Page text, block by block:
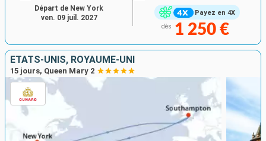
Payez en 4X
dès 1 250 €
Départ de New York
ven. 09 juil. 2027
ÉTATS-UNIS, ROYAUME-UNI
15 jours, Queen Mary 2